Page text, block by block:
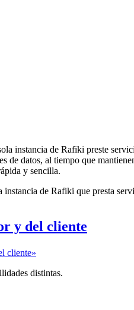
instancia de Rafiki preste
de datos, al tiempo que
y sencilla.
de Rafiki que presta
y del cliente
cliente»
distintas.